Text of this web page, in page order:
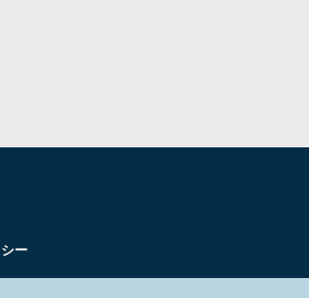
ー